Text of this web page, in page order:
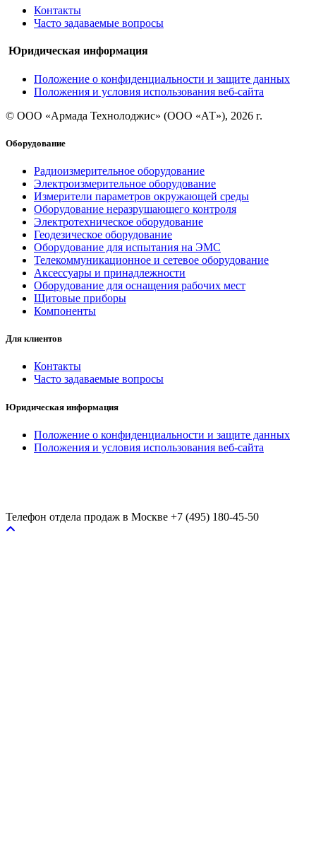
Контакты
Часто задаваемые вопросы
Юридическая информация
Положение о конфиденциальности и защите данных
Положения и условия использования веб-сайта
© ООО «Армада Технолоджис» (ООО «АТ»), 2026 г.
Оборудование
Радиоизмерительное оборудование
Электроизмерительное оборудование
Измерители параметров окружающей среды
Оборудование неразрушающего контроля
Электротехническое оборудование
Геодезическое оборудование
Оборудование для испытания на ЭМС
Телекоммуникационное и сетевое оборудование
Аксессуары и принадлежности
Оборудование для оснащения рабочих мест
Щитовые приборы
Компоненты
Для клиентов
Контакты
Часто задаваемые вопросы
Юридическая информация
Положение о конфиденциальности и защите данных
Положения и условия использования веб-сайта
Телефон отдела продаж в Москве +7 (495) 180-45-50